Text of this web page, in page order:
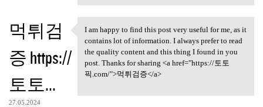
먹튀검
증 https://
토토...
27.05.2024
I am happy to find this post
I am happy to find this post very useful for me, as it
contains lot of information. I always prefer to read
the quality content and this thing I found in you
post. Thanks for sharing <a href="https://토토
픽.com/">먹튀검증</a>